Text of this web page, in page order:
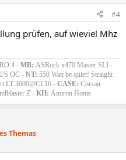
#4
prüfen, auf wieviel Mhz
4 - MB: ASRock x470 Master SLI -
OC - NT: 550 Watt be quiet! Straight
LT 3600@CL16 - CASE: Corsair
Z - KH: Amiron Home
Themas